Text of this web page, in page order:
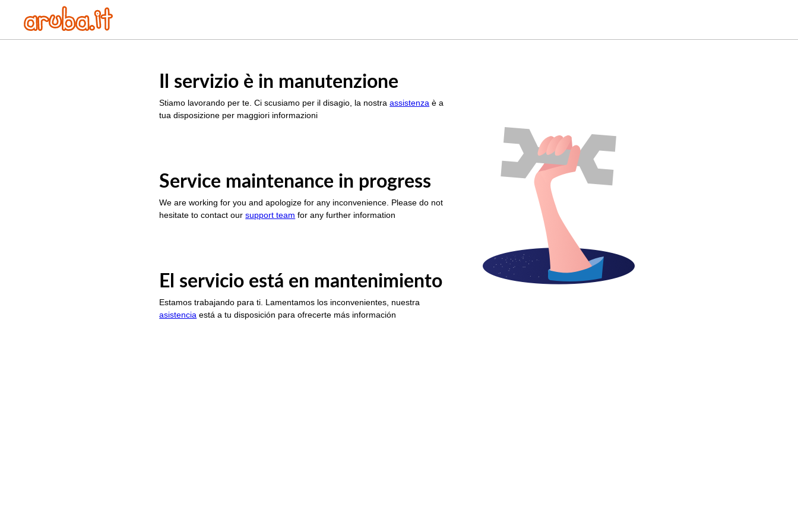
Il servizio è in manutenzione
Stiamo lavorando per te. Ci scusiamo per il disagio, la nostraassistenza è a
tua disposizione per maggiori informazioni
Service maintenance in progress
We are working for you and apologize for any inconvenience. Please do not
hesitate to contact oursupport team for any further information
El servicio está en mantenimiento
Estamos trabajando para ti. Lamentamos los inconvenientes, nuestra
asistencia está a tu disposición para ofrecerte más información